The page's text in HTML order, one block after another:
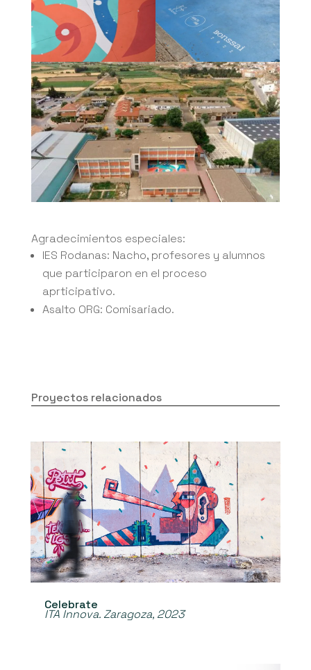
Agradecimientos especiales:
IES Rodanas: Nacho, profesores y alumnos
que participaron en el proceso
aprticipativo.
Asalto ORG: Comisariado.
Proyectos relacionados
Celebrate
ITA Innova. Zaragoza, 2023